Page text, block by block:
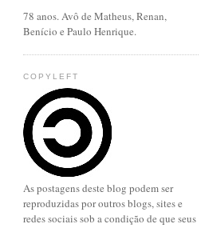
78 anos. Avô de Matheus, Renan,
Benício e Paulo Henrique.
COPYLEFT
As postagens deste blog podem ser
reproduzidas por outros blogs, sites e
redes sociais sob a condição de que seus